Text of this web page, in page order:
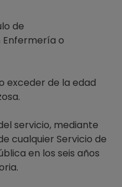
de
o
exceder de la edad
servicio, mediante
cualquier Servicio de
en los seis años